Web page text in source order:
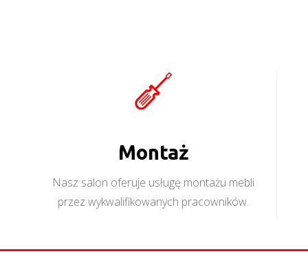
Montaż
Nasz salon oferuje usługę montażu mebli
przez wykwalifikowanych pracowników.